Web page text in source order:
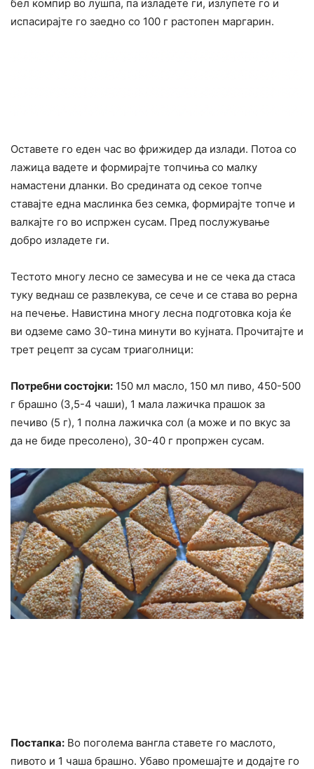
бел компир во лушпа, па изладете ги, излупете го и
испасирајте го заедно со 100 г растопен маргарин.
Оставете го еден час во фрижидер да излади. Потоа со
лажица вадете и формирајте топчиња со малку
намастени дланки. Во средината од секое топче
ставајте една маслинка без семка, формирајте топче и
валкајте го во испржен сусам. Пред послужување
добро изладете ги.
Тестото многу лесно се замесува и не се чека да стаса
туку веднаш се развлекува, се сече и се става во рерна
на печење. Навистина многу лесна подготовка која ќе
ви одземе само 30-тина минути во кујната. Прочитајте и
трет рецепт за сусам триаголници:
Потребни состојки: 150 мл масло, 150 мл пиво, 450-500
г брашно (3,5-4 чаши), 1 мала лажичка прашок за
печиво (5 г), 1 полна лажичка сол (а може и по вкус за
да не биде пресолено), 30-40 г пропржен сусам.
Постапка: Во поголема вангла ставете го маслото,
пивото и 1 чаша брашно. Убаво промешајте и додајте го